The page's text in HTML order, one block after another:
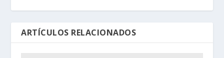
ARTÍCULOS RELACIONADOS